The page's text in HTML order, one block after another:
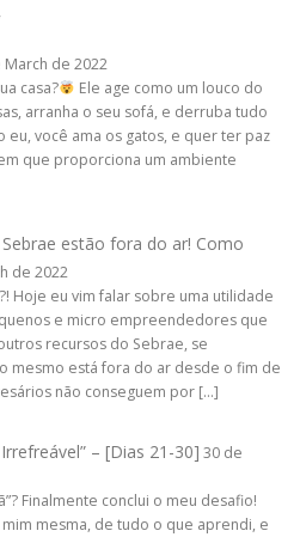
March de 2022
casa?
Ele age como um louco do
arranha o seu sofá, e derruba tudo
eu, você ama os gatos, e quer ter paz
que proporciona um ambiente
estão fora do ar! Como
de 2022
Hoje eu vim falar sobre uma utilidade
e micro empreendedores que
recursos do Sebrae, se
mesmo está fora do ar desde o fim de
não conseguem por […]
– [Dias 21-30] 30 de
Finalmente conclui o meu desafio!
mesma, de tudo o que aprendi, e